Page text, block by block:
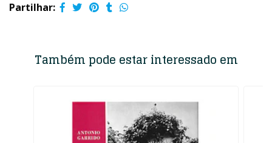
Partilhar:
Também pode estar interessado em